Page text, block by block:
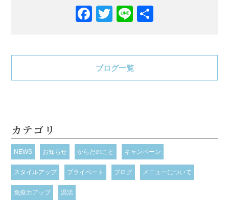
Facebook
Twitter
Line
ブログ一覧
カテゴリ
NEWS お知らせ からだのこと キャンペーン
スタイルアップ プライベート ブログ メニューについて
免疫力アップ 温活